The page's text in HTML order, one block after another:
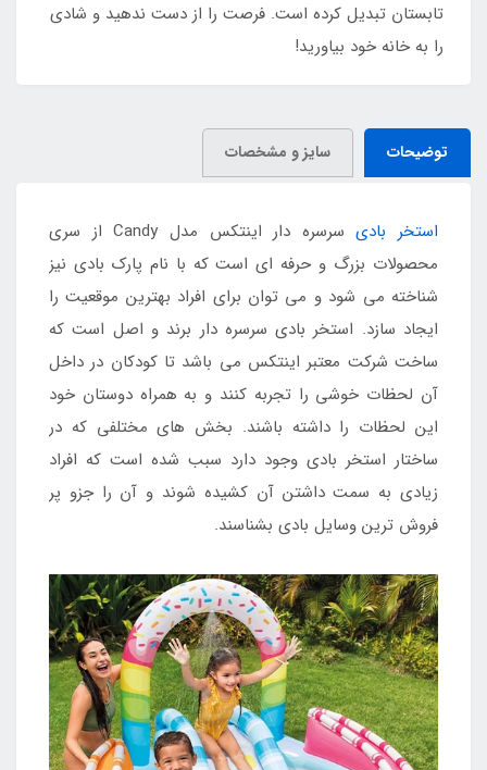
تابستان تبدیل کرده است. فرصت را از دست ندهید و شادی
را به خانه خود بیاورید!
توضیحات سایز و مشخصات
استخر بادی
سرسره دار اینتکس مدل Candy از سری
محصولات بزرگ و حرفه ای است که با نام پارک بادی نیز
شناخته می شود و می توان برای افراد بهترین موقعیت را
ایجاد سازد. استخر بادی سرسره دار برند و اصل است که
ساخت شرکت معتبر اینتکس می باشد تا کودکان در داخل
آن لحظات خوشی را تجربه کنند و به همراه دوستان خود
این لحظات را داشته باشند. بخش های مختلفی که در
ساختار استخر بادی وجود دارد سبب شده است که افراد
زیادی به سمت داشتن آن کشیده شوند و آن را جزو پر
فروش ترین وسایل بادی بشناسند.